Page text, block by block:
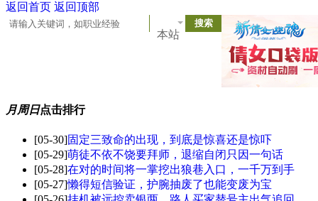
返回首页 返回顶部
本站
月周日点击排行
[05-30]固定三致命的出现，到底是惊喜还是惊吓
[05-29]萌徒不依不饶要拜师，退缩自闭只因一句话
[05-28]在对的时间将一掌挖出狼巷入口，一千万到手
[05-27]懒得短信验证，护腕抽废了也能变废为宝